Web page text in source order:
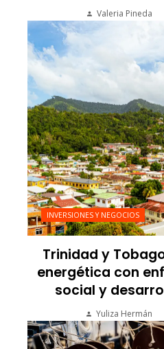
Valeria Pineda
INVERSIONES Y NEGOCIOS
Trinidad y
energética con
social y
Yuliza Hermán